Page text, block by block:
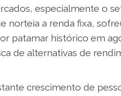
especialmente o
norteia a renda fixa,
patamar histórico em
de alternativas de
crescimento de